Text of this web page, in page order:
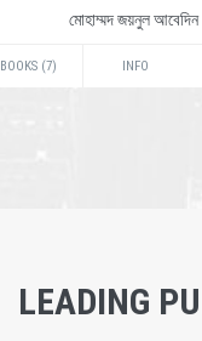
মোহাম্মদ জয়নুল আবেদিন
BOOKS (7) INFO
LEADING